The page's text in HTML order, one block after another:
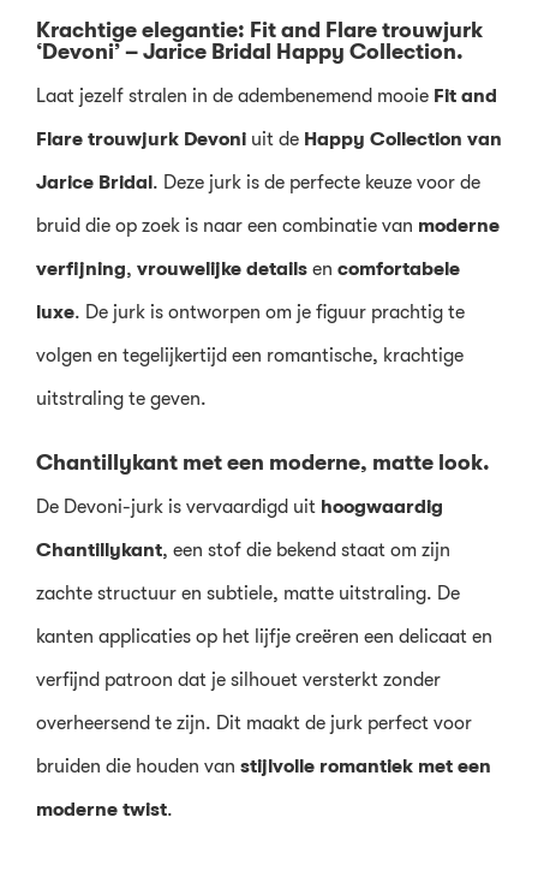
Krachtige elegantie: Fit and Flare trouwjurk
‘Devoni’ – Jarice Bridal Happy Collection.
Laat jezelf stralen in de adembenemend mooie Fit and
Flare trouwjurk Devoni uit de Happy Collection van
Jarice Bridal. Deze jurk is de perfecte keuze voor de
bruid die op zoek is naar een combinatie van moderne
verfijning, vrouwelijke details en comfortabele
luxe. De jurk is ontworpen om je figuur prachtig te
volgen en tegelijkertijd een romantische, krachtige
uitstraling te geven.
Chantillykant met een moderne, matte look.
De Devoni-jurk is vervaardigd uit hoogwaardig
Chantillykant, een stof die bekend staat om zijn
zachte structuur en subtiele, matte uitstraling. De
kanten applicaties op het lijfje creëren een delicaat en
verfijnd patroon dat je silhouet versterkt zonder
overheersend te zijn. Dit maakt de jurk perfect voor
bruiden die houden van stijlvolle romantiek met een
moderne twist.